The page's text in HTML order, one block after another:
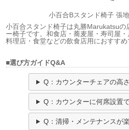
小百合Bスタンド椅子 張
小百合スタンド椅子は丸勝Marukatsuの
ー椅子です。和食店・蕎麦屋・寿司屋
料理店・食堂などの飲食店用におすすめ
■選び方ガイドQ&A
Q：カウンターチェアの高
Q：カウンターに何席設置
Q：清掃・メンテナンスが